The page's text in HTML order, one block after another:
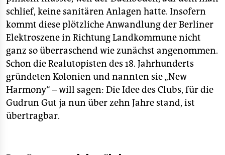
schlief, keine sanitären Anlagen hatte. Insofern
kommt diese plötzliche Anwandlung der Berliner
Elektroszene in Richtung Landkommune nicht
ganz so überraschend wie zunächst angenommen.
Schon die Realutopisten des 18. Jahrhunderts
gründeten Kolonien und nannten sie „New
Harmony“ – will sagen: Die Idee des Clubs, für die
Gudrun Gut ja nun über zehn Jahre stand, ist
übertragbar.